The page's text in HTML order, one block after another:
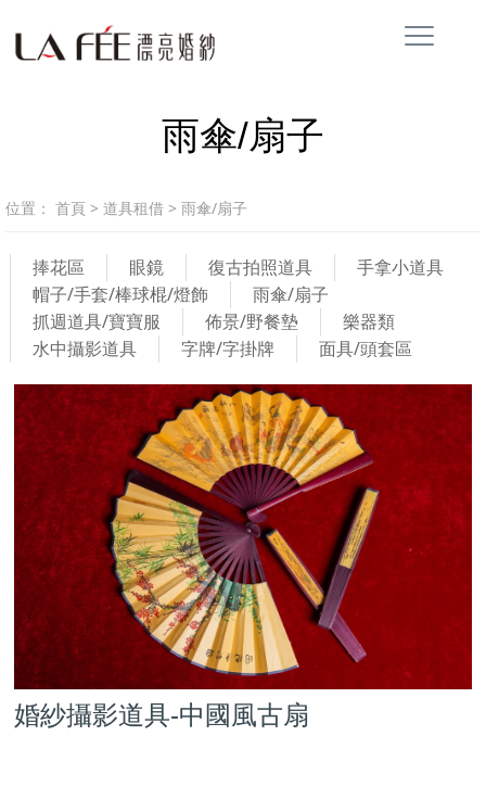
雨傘/扇子
位置： 首頁 > 道具租借 > 雨傘/扇子
捧花區 眼鏡 復古拍照道具
手拿小道具
帽子/手套/棒球棍/燈飾
雨傘/扇子
抓週道具/寶寶服
佈景/野餐墊
樂器類
水中攝影道具
字牌/字掛牌 面具/頭套區
婚紗攝影道具-中國風古扇